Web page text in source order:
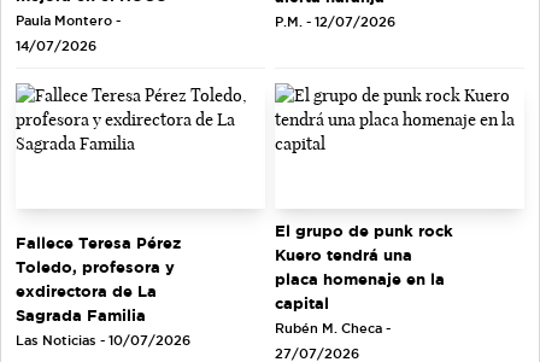
Paula Montero -
14/07/2026
P.M. - 12/07/2026
Fallece Teresa Pérez
Toledo, profesora y
exdirectora de La
Sagrada Familia
Las Noticias - 10/07/2026
El grupo de punk rock
Kuero tendrá una
placa homenaje en la
capital
Rubén M. Checa -
27/07/2026